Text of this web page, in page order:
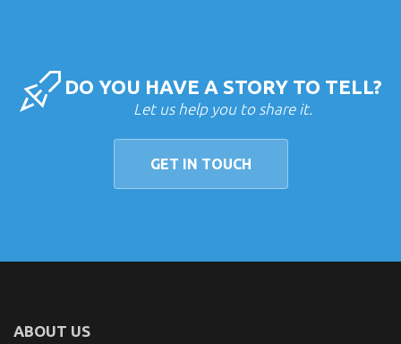
DO YOU HAVE A STORY TO TELL?
Let us help you to share it.
GET IN TOUCH
ABOUT US